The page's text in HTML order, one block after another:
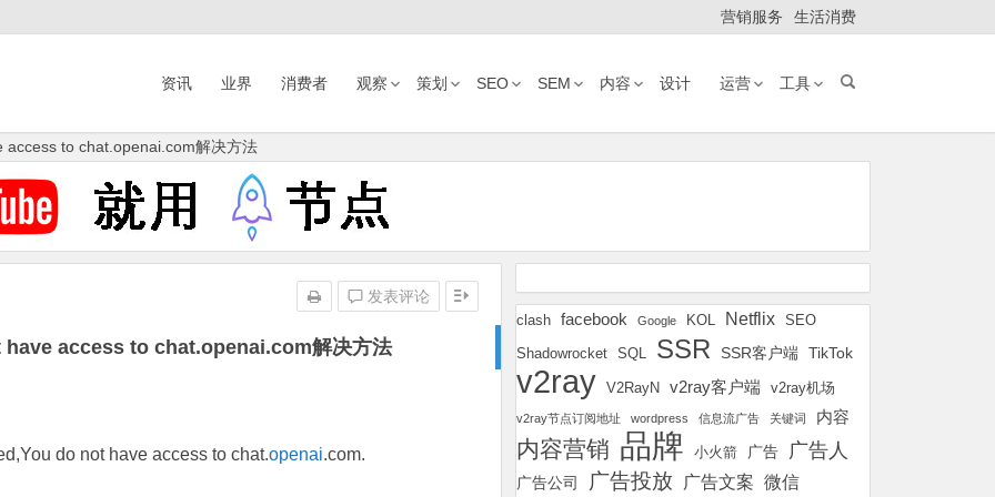
营销服务 生活消费
资讯 业界 消费者 观察 策划 SEO SEM 内容 设计 运营 工具
to chat.openai.com解决方法
access to chat.openai.com解决方法
发表评论
do not have access to chat.openai.com.
clash facebook Google KOL Netflix
SEO
Shadowrocket
SQL SSR SSR客户端 TikTok
v2ray V2RayN v2ray客户端 v2ray机场
v2ray节点订阅地址 wordpress 信息流广告 关键词 内容
内容营销 品牌 小火箭 广告 广告人
广告公司 广告投放 广告文案 微信